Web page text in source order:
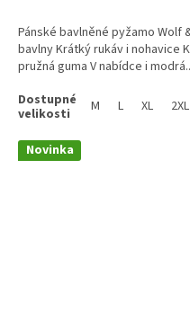
Pánské bavlněné pyžamo Wolf
bavlny Krátký rukáv i nohavice
pružná guma V nabídce i
M L XL 2XL
Novinka